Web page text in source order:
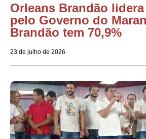
Orleans Brandão
pelo Governo do
Brandão tem 70,9%
23 de julho de 2026